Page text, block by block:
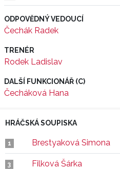
ODPOVĚDNÝ VEDOUCÍ
Čechák Radek
TRENÉR
Rodek Ladislav
DALŠÍ FUNKCIONÁŘ (C)
Čecháková Hana
HRÁČSKÁ SOUPISKA
1 Brestyaková Simona
3 Filková Šárka